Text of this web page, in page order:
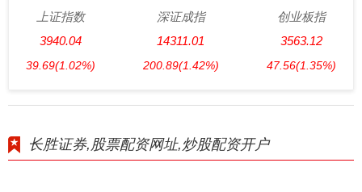
上证指数
3940.04
39.69(1.02%)
深证成指
14311.01
200.89(1.42%)
创业板指
3563.12
47.56(1.35%)
长胜证券,股票配资网址,炒股配资开户